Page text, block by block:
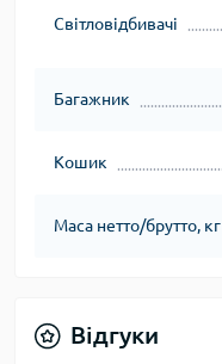
Світловідбивачі
Багажник
Кошик
Маса нетто/брутто, кг
Відгуки